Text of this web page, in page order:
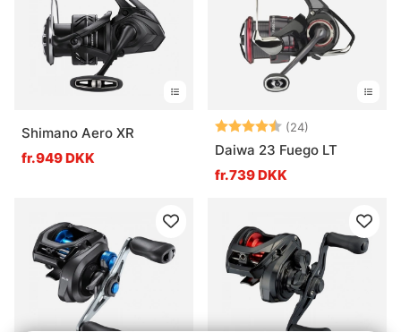
Shimano Aero XR
fr.949 DKK
Vurdering: (24)
Daiwa 23 Fuego LT
fr.739 DKK